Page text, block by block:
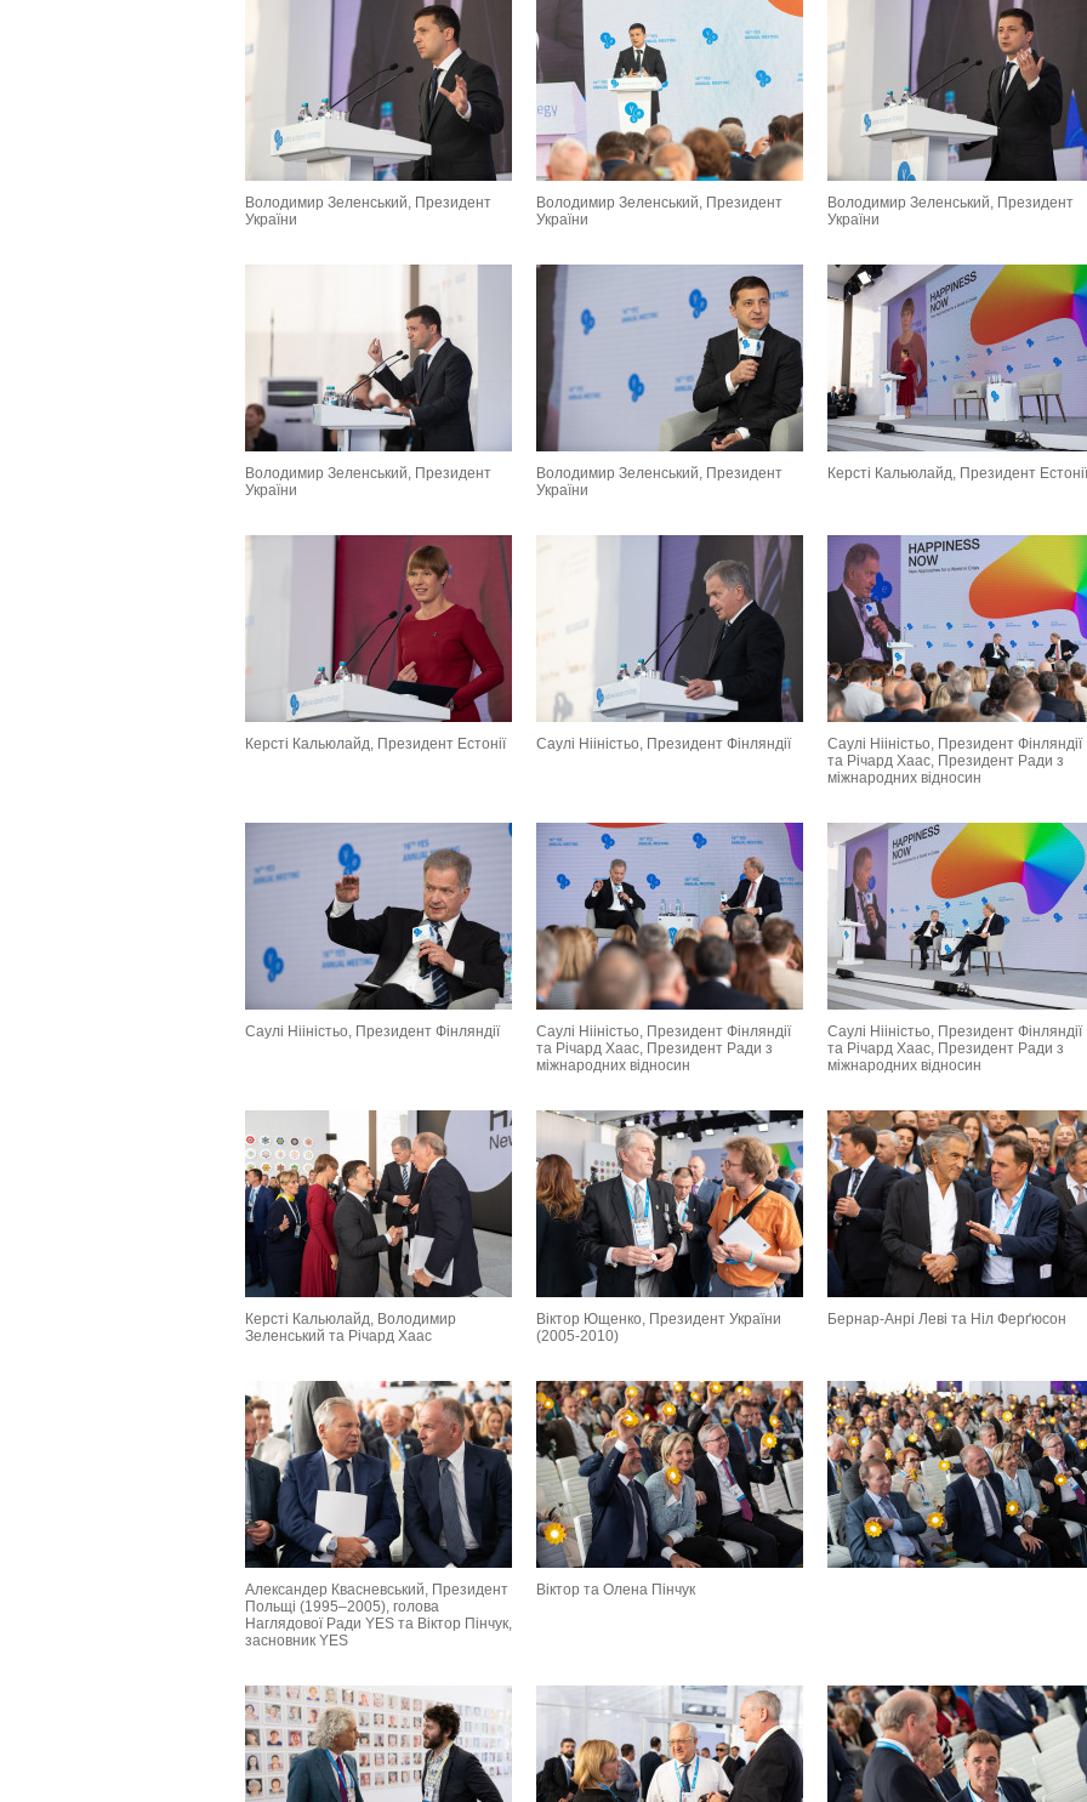
Володимир Зеленський, Президент
України
Володимир Зеленський, Президент
України
Володимир Зеленський, Президент
України
Володимир Зеленський, Президент
України
Володимир Зеленський, Президент
України
Керсті Кальюлайд, Президент Естонії
Керсті Кальюлайд, Президент Естонії Саулі Нііністьо, Президент Фінляндії
Саулі Нііністьо, Президент Фінляндії
та Річард Хаас, Президент Ради з
міжнародних відносин
Саулі Нііністьо, Президент Фінляндії
Саулі Нііністьо, Президент Фінляндії
та Річард Хаас, Президент Ради з
міжнародних відносин
Саулі Нііністьо, Президент Фінляндії
та Річард Хаас, Президент Ради з
міжнародних відносин
Керсті Кальюлайд, Володимир
Зеленський та Річард Хаас
Віктор Ющенко, Президент України
(2005-2010)
Бернар-Анрі Леві та Ніл Ферґюсон
Александер Квасневський, Президент
Польщі (1995–2005), голова
Наглядової Ради YES та Віктор Пінчук,
засновник YES
Віктор та Олена Пінчук